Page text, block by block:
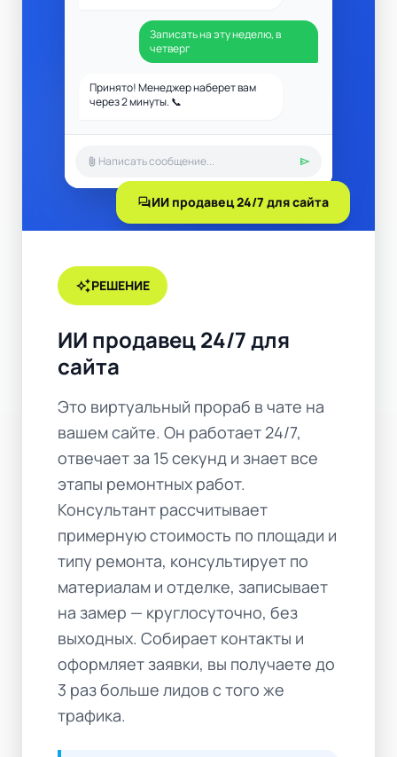
Записать на эту неделю, в
четверг
Принято! Менеджер наберет вам
через 2 минуты. 📞
attach_file send
forumИИ продавец 24/7 для сайта
auto_awesomeРЕШЕНИЕ
ИИ продавец 24/7 для
сайта
Это виртуальный прораб в чате на
вашем сайте. Он работает 24/7,
отвечает за 15 секунд и знает все
этапы ремонтных работ.
Консультант рассчитывает
примерную стоимость по площади и
типу ремонта, консультирует по
материалам и отделке, записывает
на замер — круглосуточно, без
выходных. Собирает контакты и
оформляет заявки, вы получаете до
3 раз больше лидов с того же
трафика.